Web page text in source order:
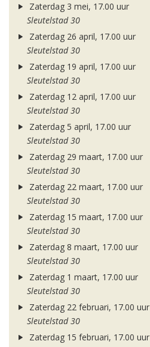
Zaterdag 3 mei, 17.00 uur
Sleutelstad 30
Zaterdag 26 april, 17.00 uur
Sleutelstad 30
Zaterdag 19 april, 17.00 uur
Sleutelstad 30
Zaterdag 12 april, 17.00 uur
Sleutelstad 30
Zaterdag 5 april, 17.00 uur
Sleutelstad 30
Zaterdag 29 maart, 17.00 uur
Sleutelstad 30
Zaterdag 22 maart, 17.00 uur
Sleutelstad 30
Zaterdag 15 maart, 17.00 uur
Sleutelstad 30
Zaterdag 8 maart, 17.00 uur
Sleutelstad 30
Zaterdag 1 maart, 17.00 uur
Sleutelstad 30
Zaterdag 22 februari, 17.00 uur
Sleutelstad 30
Zaterdag 15 februari, 17.00 uur